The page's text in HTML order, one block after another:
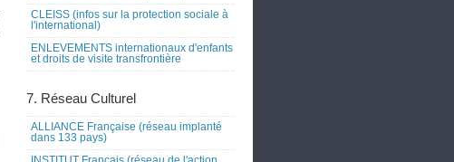
CLEISS (infos sur la protection sociale à
l'international)
ENLEVEMENTS internationaux d'enfants
et droits de visite transfrontière
7. Réseau Culturel
ALLIANCE Française (réseau implanté
dans 133 pays)